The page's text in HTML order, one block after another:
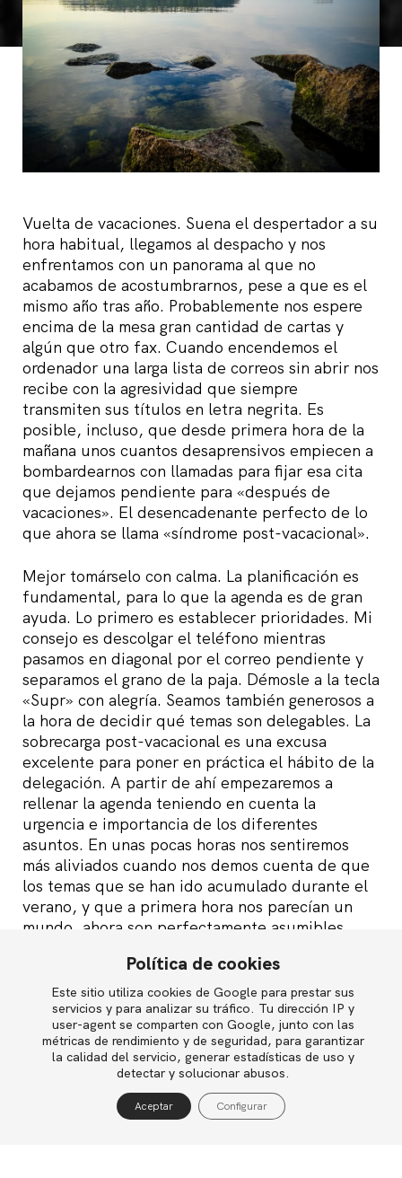
English
Política de privacidad
Política de cookies
Vuelta de vacaciones. Suena el despertador a su
hora habitual, llegamos al despacho y nos
enfrentamos con un panorama al que no
acabamos de acostumbrarnos, pese a que es el
mismo año tras año. Probablemente nos espere
encima de la mesa gran cantidad de cartas y
algún que otro fax. Cuando encendemos el
ordenador una larga lista de correos sin abrir nos
recibe con la agresividad que siempre
transmiten sus títulos en letra negrita. Es
posible, incluso, que desde primera hora de la
mañana unos cuantos desaprensivos empiecen a
bombardearnos con llamadas para fijar esa cita
que dejamos pendiente para «después de
vacaciones». El desencadenante perfecto de lo
que ahora se llama «síndrome post-vacacional».
Mejor tomárselo con calma. La planificación es
fundamental, para lo que la agenda es de gran
ayuda. Lo primero es establecer prioridades. Mi
consejo es descolgar el teléfono mientras
pasamos en diagonal por el correo pendiente y
separamos el grano de la paja. Démosle a la tecla
«Supr» con alegría. Seamos también generosos a
la hora de decidir qué temas son delegables. La
sobrecarga post-vacacional es una excusa
excelente para poner en práctica el hábito de la
delegación. A partir de ahí empezaremos a
rellenar la agenda teniendo en cuenta la
urgencia e importancia de los diferentes
asuntos. En unas pocas horas nos sentiremos
más aliviados cuando nos demos cuenta de que
los temas que se han ido acumulado durante el
verano, y que a primera hora nos parecían un
mundo, ahora son perfectamente asumibles.
Otros consejos para una «vuelta al cole» sin
traumas: no intentes ponerte al día a base de
jornadas interminables, procura aumentar tu
nivel de actividad profesional progresivamente a
lo largo de esta primera semana. Aprovecha
también para visualizar el curso que comienza e
intentar planificar a largo plazo. Piensa en los
buenos momentos de las vacaciones pasadas.
Política de cookies
Este sitio utiliza cookies de Google para prestar sus
servicios y para analizar su tráfico. Tu dirección IP y
user-agent se comparten con Google, junto con las
métricas de rendimiento y de seguridad, para garantizar
la calidad del servicio, generar estadísticas de uso y
detectar y solucionar abusos.
Aceptar Configurar